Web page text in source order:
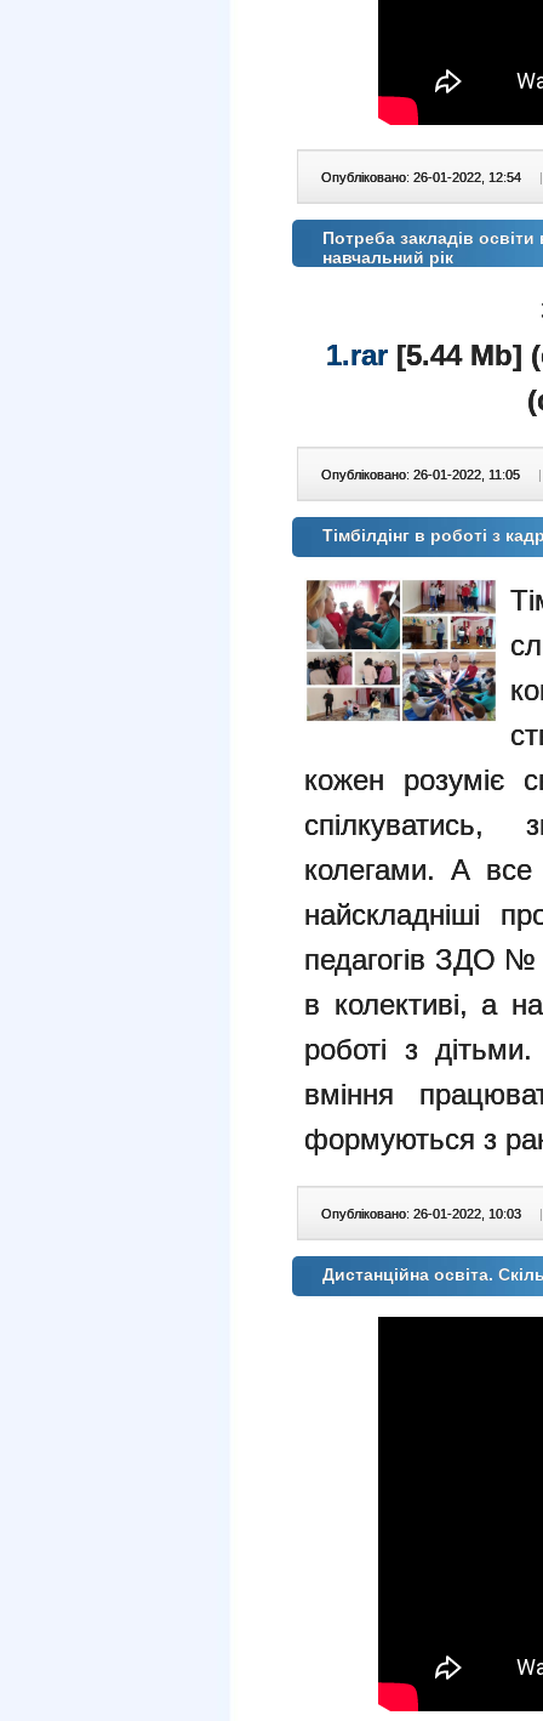
Опубліковано: 26-01-2022, 12:54 |
Потреба закладів
навчальний рік
1.rar[5.44 Mb]
Опубліковано: 26-01-2022, 11:05 |
Тімбілдінг в роботі з
кожен розуміє
колегами. А
найскладніші
педагогів ЗДО №
в колективі, а
роботі з
вміння
формуються з
Опубліковано: 26-01-2022, 10:03 |
Дистанційна освіта.